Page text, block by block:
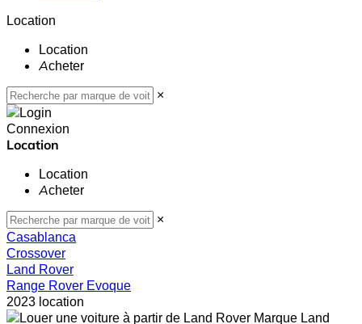
Location
Location
Acheter
×
Connexion
Location
Location
Acheter
×
Casablanca
Crossover
Land Rover
Range Rover Evoque
2023 location
Land